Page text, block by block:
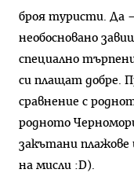
броя туристи. Да
необосновано
специално
си плащат добре.
сравнение с
родното
закътани плажове
на мисли :D).